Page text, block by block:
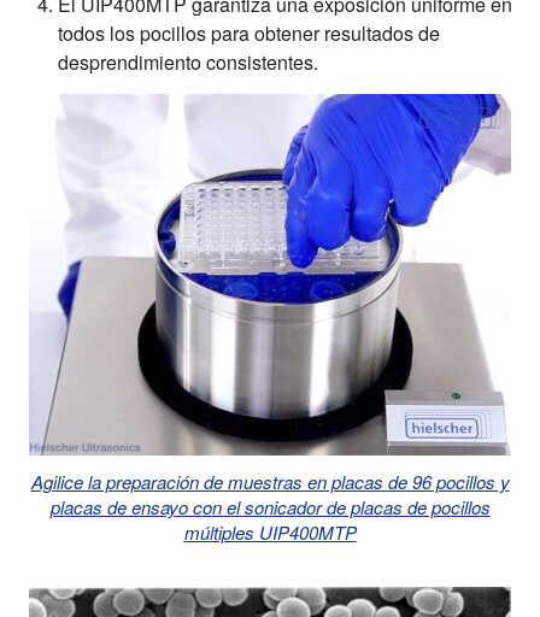
todos los pocillos para obtener resultados de
desprendimiento consistentes.
Agilice la preparación de muestras en placas de 96 pocillos y
placas de ensayo con el sonicador de placas de pocillos
múltiples UIP400MTP